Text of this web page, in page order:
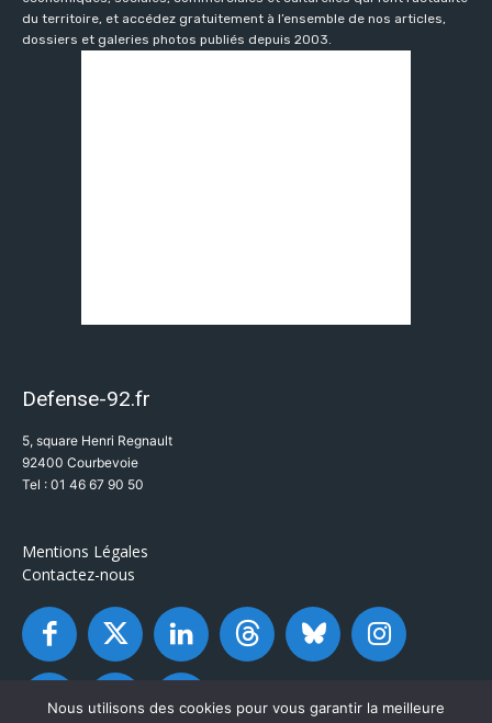
du territoire, et accédez gratuitement à l’ensemble de nos articles,
dossiers et galeries photos publiés depuis 2003.
Defense-92.fr
5, square Henri Regnault
92400 Courbevoie
Tel : 01 46 67 90 50
Mentions Légales
Contactez-nous
Nous utilisons des cookies pour vous garantir la meilleure